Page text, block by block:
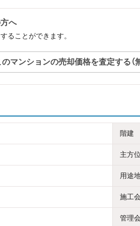
へ
ることができます。
のマンションの売却価格を査定する（無
階建
主方位
用途
施工
管理